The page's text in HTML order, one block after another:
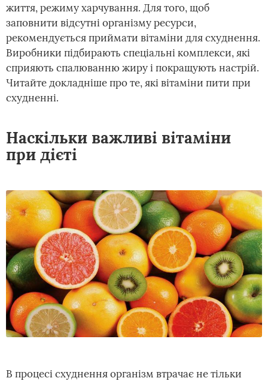
життя, режиму харчування. Для того, щоб
заповнити відсутні організму ресурси,
рекомендується приймати вітаміни для схуднення.
Виробники підбирають спеціальні комплекси, які
сприяють спалюванню жиру і покращують настрій.
Читайте докладніше про те, які вітаміни пити при
схудненні.
Наскільки важливі вітаміни
при дієті
В процесі схуднення організм втрачає не тільки